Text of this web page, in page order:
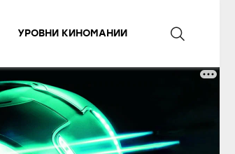
УРОВНИ КИНОМАНИИ